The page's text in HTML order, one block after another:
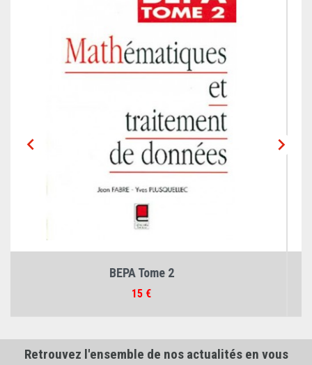

Que Savez-vous de l'Outil...
Prix
15 €

Retrouvez l'ensemble de nos actualités en vous